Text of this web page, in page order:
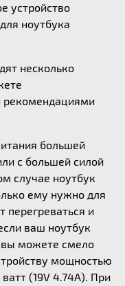
устройство
ноутбука
несколько
рекомендациями
большей
с большей силой
случае ноутбук
ему нужно для
перегреваться и
ваш ноутбук
вы можете смело
мощностью
(19V 4.74A). При